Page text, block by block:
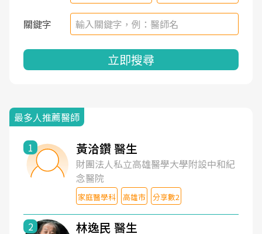
關鍵字
立即搜尋
最多人推薦醫師
1 黃洽鑽 醫生
財團法人私立高雄醫學大學附設中和紀
念醫院
家庭醫學科 高雄市 分享數2
2 林逸民 醫生